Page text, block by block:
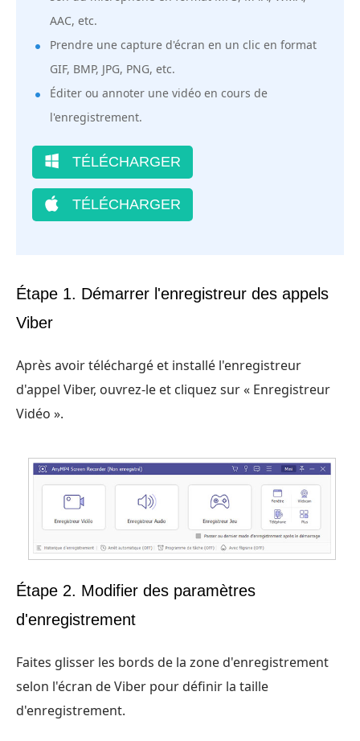
AAC, etc.
Prendre une capture d'écran en un clic en format
GIF, BMP, JPG, PNG, etc.
Éditer ou annoter une vidéo en cours de
l'enregistrement.
TÉLÉCHARGER
TÉLÉCHARGER
Étape 1. Démarrer l'enregistreur des appels
Viber
Après avoir téléchargé et installé l'enregistreur
d'appel Viber, ouvrez-le et cliquez sur « Enregistreur
Vidéo ».
Étape 2. Modifier des paramètres
d'enregistrement
Faites glisser les bords de la zone d'enregistrement
selon l'écran de Viber pour définir la taille
d'enregistrement.